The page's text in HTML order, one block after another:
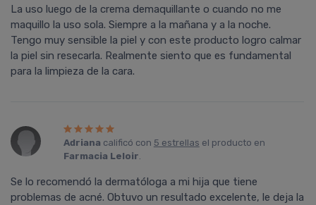
La uso luego de la crema demaquillante o cuando no me
maquillo la uso sola. Siempre a la mañana y a la noche.
Tengo muy sensible la piel y con este producto logro calmar
la piel sin resecarla. Realmente siento que es fundamental
para la limpieza de la cara.
Adriana calificó con 5 estrellas el producto en
Farmacia Leloir.
Se lo recomendó la dermatóloga a mi hija que tiene
problemas de acné. Obtuvo un resultado excelente, le deja la